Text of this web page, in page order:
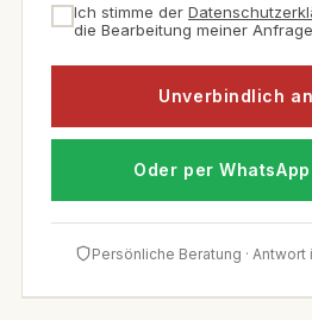
Ich stimme der
die Bearbeitung meiner
Unverbindlich
Oder per
Persönliche Beratung · Antwort